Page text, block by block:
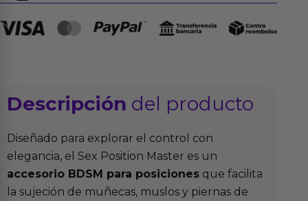
Descripción del producto
Diseñado para explorar el control con
elegancia, el Sex Position Master es un
accesorio BDSM para posiciones que facilita
la sujeción de muñecas, muslos y piernas de